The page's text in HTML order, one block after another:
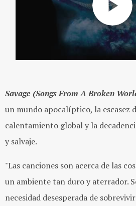
Savage (Songs From A Broken
un mundo apocalíptico, la escasez
calentamiento global y la
y salvaje.
"Las canciones son acerca de las
un ambiente tan duro y aterrador.
necesidad desesperada de